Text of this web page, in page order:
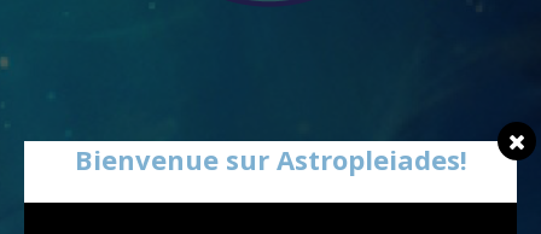
Bienvenue sur Astropleiades!